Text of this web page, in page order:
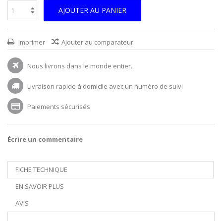
AJOUTER AU PANIER
Imprimer Ajouter au comparateur
Nous livrons dans le monde entier.
Livraison rapide à domicile avec un numéro de suivi
Paiements sécurisés
Écrire un commentaire
FICHE TECHNIQUE
EN SAVOIR PLUS
AVIS